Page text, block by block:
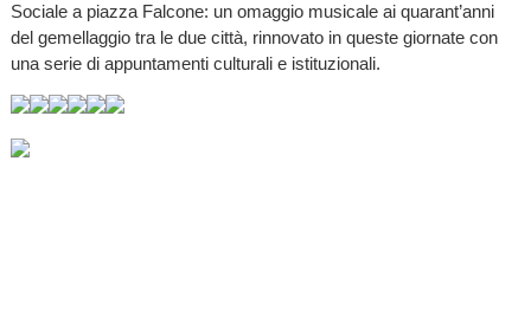
Sociale a piazza Falcone: un omaggio musicale ai quarant’anni
del gemellaggio tra le due città, rinnovato in queste giornate con
una serie di appuntamenti culturali e istituzionali.